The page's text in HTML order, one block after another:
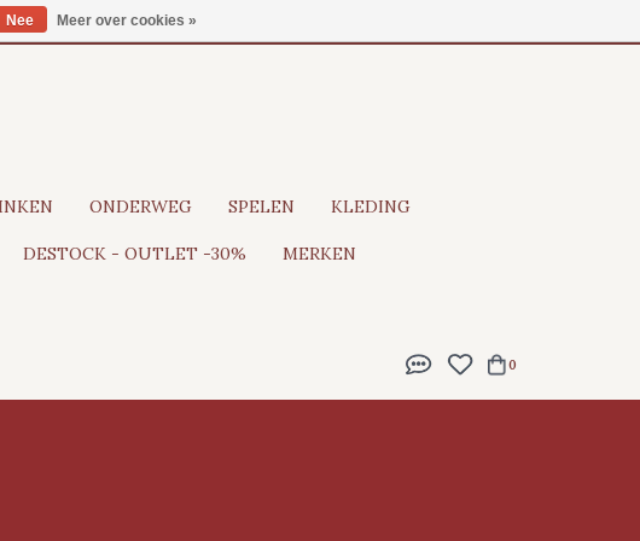
ONDERWEG SPELEN KLEDING
DESTOCK - OUTLET -30% MERKEN
0
Nee Meer over cookies »